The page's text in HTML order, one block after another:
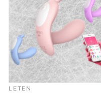
LETEN